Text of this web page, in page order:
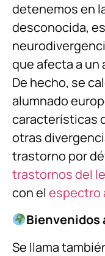
detenemos en
desconocida,
que afecta a un
De hecho, se
alumnado
características
otras
trastorno por
trastornos del
con el espectro
Bienvenidos
Se llama